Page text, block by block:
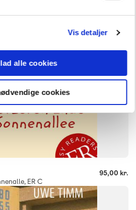
Vis detaljer
alle cookies
cookies
ER C
95,00 kr.